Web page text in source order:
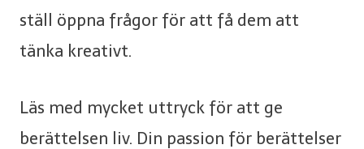
ställ öppna frågor för att få dem att
tänka kreativt.
Läs med mycket uttryck för att ge
berättelsen liv. Din passion för berättelser